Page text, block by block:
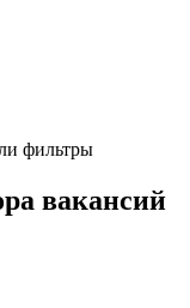
фильтры
вакансий